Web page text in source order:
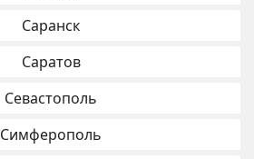
Саранск
Саратов
Севастополь
Симферополь